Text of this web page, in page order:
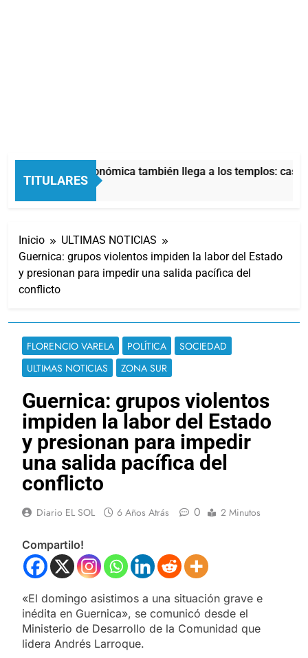
TITULARES
La crisis económica también llega a los templos: casi
6 Horas Atrás
Inicio
ULTIMAS NOTICIAS
Guernica: grupos violentos impiden la labor del Estado
y presionan para impedir una salida pacífica del
conflicto
FLORENCIO VARELA POLÍTICA
SOCIEDAD
ULTIMAS NOTICIAS
ZONA SUR
Guernica: grupos violentos
impiden la labor del Estado
y presionan para impedir
una salida pacífica del
conflicto
Diario EL SOL 6 Años Atrás 0 2 Minutos
Compartilo!
«El domingo asistimos a una situación grave e
inédita en Guernica», se comunicó desde el
Ministerio de Desarrollo de la Comunidad que
lidera Andrés Larroque.